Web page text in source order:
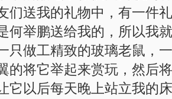
们送我的礼物中，有一件
何举鹏送给我的，所以我
只做工精致的玻璃老鼠，
的将它举起来赏玩，然后
它以后每天晚上站立我的